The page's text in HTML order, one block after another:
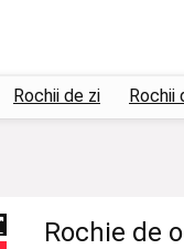
Rochii de zi Rochii
Rochie de